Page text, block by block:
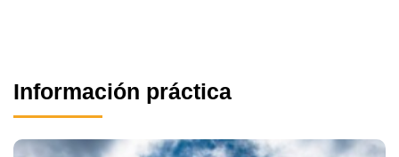
Información práctica